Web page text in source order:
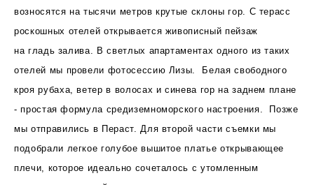
возносятся на тысячи метров крутые склоны гор. С терасс
роскошных отелей открывается живописный пейзаж
на гладь залива. В светлых апартаментах одного из таких
отелей мы провели фотосессию Лизы. Белая свободного
кроя рубаха, ветер в волосах и синева гор на заднем плане
-простая формула средиземноморского настроения. Позже
мы отправились в Пераст. Для второй части съемки мы
подобрали легкое голубое вышитое платье открывающее
плечи, которое идеально сочеталось с утомленным